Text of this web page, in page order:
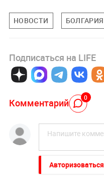
НОВОСТИ БОЛГАРИЯ
Подписаться на LIFE
Комментарий 0
Авторизоваться